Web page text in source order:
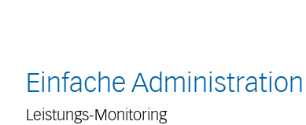
Einfache Administration
Leistungs-Monitoring